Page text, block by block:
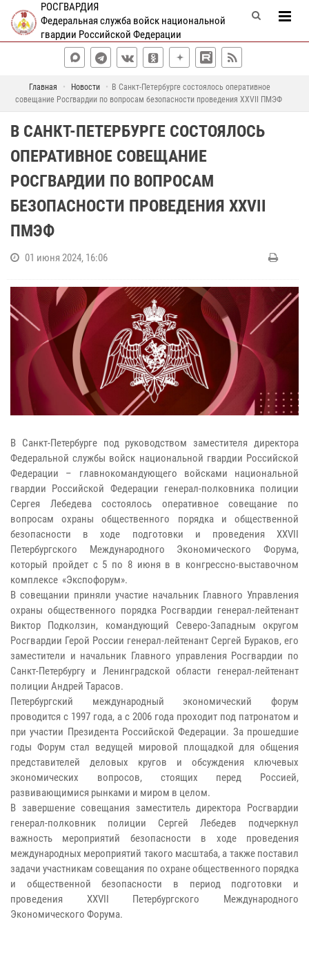
РОСГВАРДИЯ
Федеральная служба войск национальной
гвардии Российской Федерации
Главная Новости
В Санкт-Петербурге состоялось оперативное
совещание Росгвардии по вопросам безопасности проведения XXVII ПМЭФ
В САНКТ-ПЕТЕРБУРГЕ СОСТОЯЛОСЬ
ОПЕРАТИВНОЕ СОВЕЩАНИЕ
РОСГВАРДИИ ПО ВОПРОСАМ
БЕЗОПАСНОСТИ ПРОВЕДЕНИЯ XXVII
ПМЭФ
01 июня 2024, 16:06
В Санкт-Петербурге под руководством заместителя директора
Федеральной службы войск национальной гвардии Российской
Федерации – главнокомандующего войсками национальной
гвардии Российской Федерации генерал-полковника полиции
Сергея Лебедева состоялось оперативное совещание по
вопросам охраны общественного порядка и общественной
безопасности в ходе подготовки и проведения XXVII
Петербургского Международного Экономического Форума,
который пройдет с 5 по 8 июня в в конгрессно-выставочном
комплексе «Экспофорум».
В совещании приняли участие начальник Главного Управления
охраны общественного порядка Росгвардии генерал-лейтенант
Виктор Подколзин, командующий Северо-Западным округом
Росгвардии Герой России генерал-лейтенант Сергей Бураков, его
заместители и начальник Главного управления Росгвардии по
Санкт-Петербургу и Ленинградской области генерал-лейтенант
полиции Андрей Тарасов.
Петербургский международный экономический форум
проводится с 1997 года, а с 2006 года проходит под патронатом и
при участии Президента Российской Федерации. За прошедшие
годы Форум стал ведущей мировой площадкой для общения
представителей деловых кругов и обсуждения ключевых
экономических вопросов, стоящих перед Россией,
развивающимися рынками и миром в целом.
В завершение совещания заместитель директора Росгвардии
генерал-полковник полиции Сергей Лебедев подчеркнул
важность мероприятий безопасности в ходе проведения
международных мероприятий такого масштаба, а также поставил
задачи участникам совещания по охране общественного порядка
и общественной безопасности в период подготовки и
проведения XXVII Петербургского Международного
Экономического Форума.